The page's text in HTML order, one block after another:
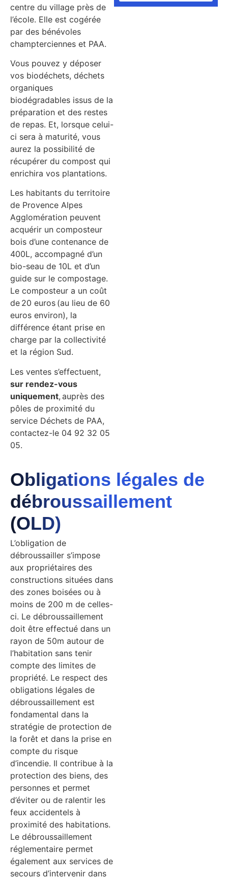
centre du village près de
l’école. Elle est cogérée
par des bénévoles
champterciennes et PAA.
Vous pouvez y déposer
vos biodéchets, déchets
organiques
biodégradables issus de la
préparation et des restes
de repas. Et, lorsque celui-
ci sera à maturité, vous
aurez la possibilité de
récupérer du compost qui
enrichira vos plantations.
Les habitants du territoire
de Provence Alpes
Agglomération peuvent
acquérir un composteur
bois d’une contenance de
400L, accompagné d’un
bio-seau de 10L et d’un
guide sur le compostage.
Le composteur a un coût
de 20 euros (au lieu de 60
euros environ), la
différence étant prise en
charge par la collectivité
et la région Sud.
Les ventes s’effectuent,
sur rendez-vous
uniquement, auprès des
pôles de proximité du
service Déchets de PAA,
contactez-le 04 92 32 05
05.
Obligations légales de
débroussaillement
(OLD)
L’obligation de
débroussailler s’impose
aux propriétaires des
constructions situées dans
des zones boisées ou à
moins de 200 m de celles-
ci. Le débroussaillement
doit être effectué dans un
rayon de 50m autour de
l’habitation sans tenir
compte des limites de
propriété. Le respect des
obligations légales de
débroussaillement est
fondamental dans la
stratégie de protection de
la forêt et dans la prise en
compte du risque
d’incendie. Il contribue à la
protection des biens, des
personnes et permet
d’éviter ou de ralentir les
feux accidentels à
proximité des habitations.
Le débroussaillement
réglementaire permet
également aux services de
secours d’intervenir dans